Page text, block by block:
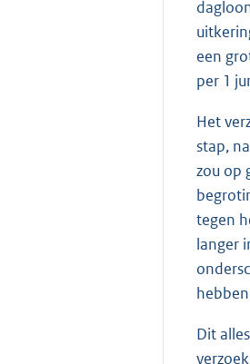
een
per 1
Het
stap,
zou op
tegen
langer
Dit